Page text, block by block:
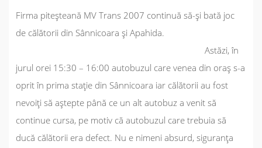
Firma piteșteană MV Trans 2007 continuă să-și bată joc
de călătorii din Sânnicoara și Apahida.
Astăzi, în
jurul orei 15:30 – 16:00 autobuzul care venea din oraș s-a
oprit în prima stație din Sânnicoara iar călătorii au fost
nevoiți să aștepte până ce un alt autobuz a venit să
continue cursa, pe motiv că autobuzul care trebuia să
ducă călătorii era defect. Nu e nimeni absurd, siguranța